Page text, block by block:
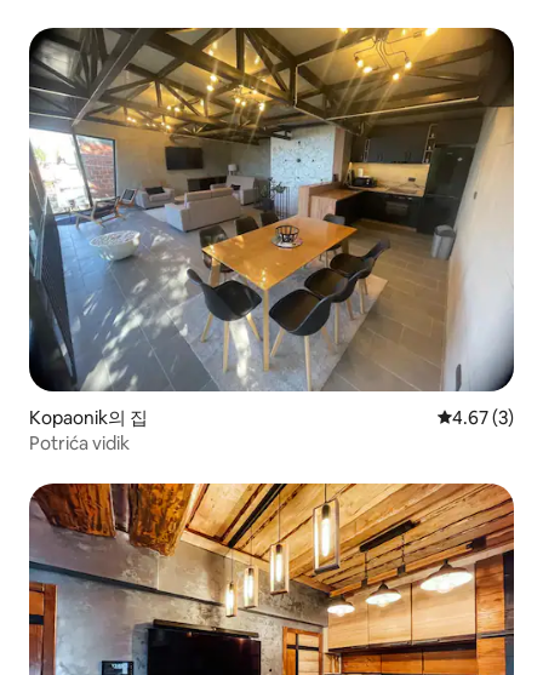
Kopaonik의 집 평점 4.67점
4.67 (3)
Potrića vidik